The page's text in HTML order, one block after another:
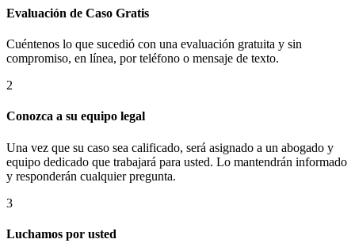
Evaluación de Caso Gratis
Cuéntenos lo que sucedió con una evaluación gratuita y sin
compromiso, en línea, por teléfono o mensaje de texto.
2
Conozca a su equipo legal
Una vez que su caso sea calificado, será asignado a un abogado y
equipo dedicado que trabajará para usted. Lo mantendrán informado
y responderán cualquier pregunta.
3
Luchamos por usted